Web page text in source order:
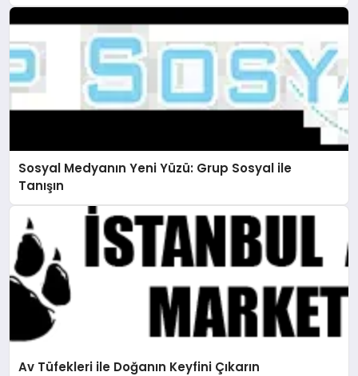
Sosyal Medyanın Yeni Yüzü: Grup Sosyal ile
Tanışın
Av Tüfekleri ile Doğanın Keyfini Çıkarın